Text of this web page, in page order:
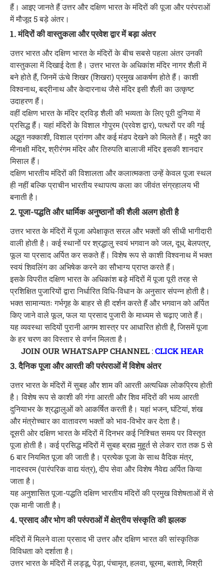
हैं। आइए जानते हैं उत्तर और दक्षिण भारत के मंदिरों की पूजा और परंपराओं
में मौजूद 5 बड़े अंतर।
1. मंदिरों की वास्तुकला और प्रवेश द्वार में बड़ा अंतर
उत्तर भारत और दक्षिण भारत के मंदिरों के बीच सबसे पहला अंतर उनकी
वास्तुकला में दिखाई देता है। उत्तर भारत के अधिकांश मंदिर नागर शैली में
बने होते हैं, जिनमें ऊंचे शिखर (शिखरा) प्रमुख आकर्षण होते हैं। काशी
विश्वनाथ, बद्रीनाथ और केदारनाथ जैसे मंदिर इसी शैली का उत्कृष्ट
उदाहरण हैं।
वहीं दक्षिण भारत के मंदिर द्रविड़ शैली की भव्यता के लिए पूरी दुनिया में
प्रसिद्ध हैं। यहां मंदिरों के विशाल गोपुरम (प्रवेश द्वार), पत्थरों पर की गई
अद्भुत नक्काशी, विशाल प्रांगण और कई मंडप देखने को मिलते हैं। मदुरै का
मीनाक्षी मंदिर, श्रीरंगम मंदिर और तिरुपति बालाजी मंदिर इसकी शानदार
मिसाल हैं।
दक्षिण भारतीय मंदिरों की विशालता और कलात्मकता उन्हें केवल पूजा स्थल
ही नहीं बल्कि प्राचीन भारतीय स्थापत्य कला का जीवंत संग्रहालय भी
बनाती है।
2. पूजा-पद्धति और धार्मिक अनुष्ठानों की शैली अलग होती है
उत्तर भारत के मंदिरों में पूजा अपेक्षाकृत सरल और भक्तों की सीधी भागीदारी
वाली होती है। कई स्थानों पर श्रद्धालु स्वयं भगवान को जल, दूध, बेलपत्र,
फूल या प्रसाद अर्पित कर सकते हैं। विशेष रूप से काशी विश्वनाथ में भक्त
स्वयं शिवलिंग का अभिषेक करने का सौभाग्य प्राप्त करते हैं।
इसके विपरीत दक्षिण भारत के अधिकांश बड़े मंदिरों में पूजा पूरी तरह से
प्रशिक्षित पुजारियों द्वारा निर्धारित विधि-विधान के अनुसार संपन्न होती है।
भक्त सामान्यतः गर्भगृह के बाहर से ही दर्शन करते हैं और भगवान को अर्पित
किए जाने वाले फूल, फल या प्रसाद पुजारी के माध्यम से चढ़ाए जाते हैं।
यह व्यवस्था सदियों पुरानी आगम शास्त्र पर आधारित होती है, जिसमें पूजा
के हर चरण का विस्तार से वर्णन मिलता है।
JOIN OUR WHATSAPP CHANNEL:CLICK HEAR
3. दैनिक पूजा और आरती की परंपराओं में विशेष अंतर
उत्तर भारत के मंदिरों में सुबह और शाम की आरती अत्यधिक लोकप्रिय होती
है। विशेष रूप से काशी की गंगा आरती और शिव मंदिरों की भव्य आरती
दुनियाभर के श्रद्धालुओं को आकर्षित करती है। यहां भजन, घंटियां, शंख
और मंत्रोच्चार का वातावरण भक्तों को भाव-विभोर कर देता है।
दूसरी ओर दक्षिण भारत के मंदिरों में दिनभर कई निश्चित समय पर विस्तृत
पूजा होती है। कई प्रसिद्ध मंदिरों में सुबह ब्रह्म मुहूर्त से लेकर रात तक 5 से
6 बार नियमित पूजा की जाती है। प्रत्येक पूजा के साथ वैदिक मंत्र,
नादस्वरम (पारंपरिक वाद्य यंत्र), दीप सेवा और विशेष नैवेद्य अर्पित किया
जाता है।
यह अनुशासित पूजा-पद्धति दक्षिण भारतीय मंदिरों की प्रमुख विशेषताओं में से
एक मानी जाती है।
4. प्रसाद और भोग की परंपराओं में क्षेत्रीय संस्कृति की झलक
मंदिरों में मिलने वाला प्रसाद भी उत्तर और दक्षिण भारत की सांस्कृतिक
विविधता को दर्शाता है।
उत्तर भारत के मंदिरों में लड्डू, पेड़ा, पंचामृत, हलवा, चूरमा, बताशे, मिश्री